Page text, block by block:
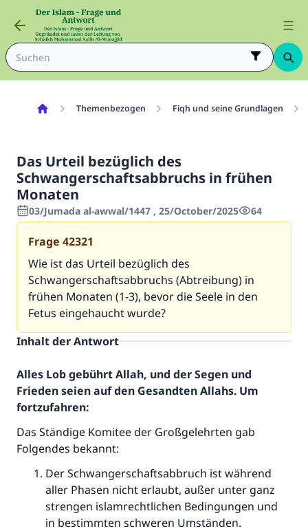
Themenbezogen Fiqh und seine Grundlagen
Das Urteil bezüglich des
Schwangerschaftsabbruchs in frühen
Monaten
03/Jumada al-awwal/1447 , 25/October/2025 64
Frage 42321
Wie ist das Urteil bezüglich des
Schwangerschaftsabbruchs (Abtreibung) in
frühen Monaten (1-3), bevor die Seele in den
Fetus eingehaucht wurde?
Inhalt der Antwort
Alles Lob gebührt Allah, und der Segen und
Frieden seien auf den Gesandten Allahs. Um
fortzufahren:
Das Ständige Komitee der Großgelehrten gab
Folgendes bekannt:
Der Schwangerschaftsabbruch ist während
aller Phasen nicht erlaubt, außer unter ganz
strengen islamrechtlichen Bedingungen und
in bestimmten schweren Umständen.